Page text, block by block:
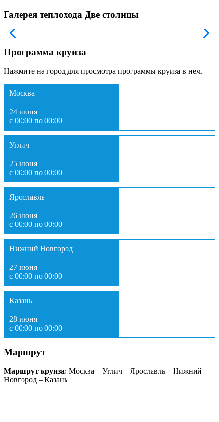
Галерея теплохода Две столицы
Программа круиза
Нажмите на город для просмотра программы круиза в нем.
Москва
24 июня
с 00:00 по 00:00
Углич
25 июня
с 00:00 по 00:00
Ярославль
26 июня
с 00:00 по 00:00
Нижний Новгород
27 июня
с 00:00 по 00:00
Казань
28 июня
с 00:00 по 00:00
Маршрут
Маршрут круиза: Москва – Углич – Ярославль – Нижний
Новгород – Казань